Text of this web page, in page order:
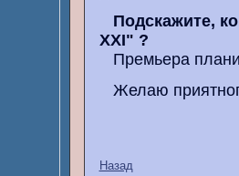
Подскажите,
XXI" ?
Премьера
Желаю
Назад